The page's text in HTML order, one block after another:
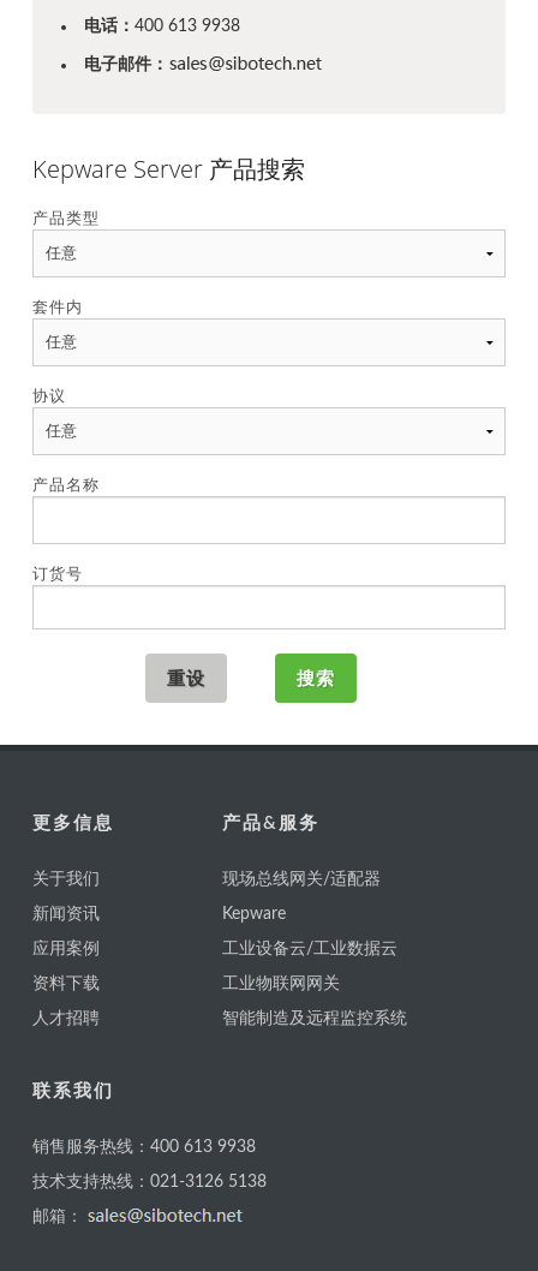
电话： 400 613 9938
电子邮件：
Kepware Server 产品搜索
产品类型
套件内
协议
产品名称
订货号
更多信息
关于我们
新闻资讯
应用案例
资料下载
人才招聘
产品&服务
现场总线网关/适配器
Kepware
工业设备云/工业数据云
工业物联网网关
智能制造及远程监控系统
联系我们
销售服务热线：400 613 9938
技术支持热线：021-3126 5138
邮箱：